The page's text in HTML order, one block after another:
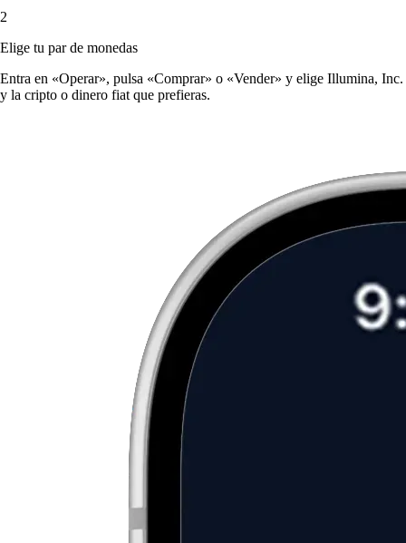
2
Elige tu par de monedas
Entra en «Operar», pulsa «Comprar» o «Vender» y elige Illumina, Inc.
y la cripto o dinero fiat que prefieras.